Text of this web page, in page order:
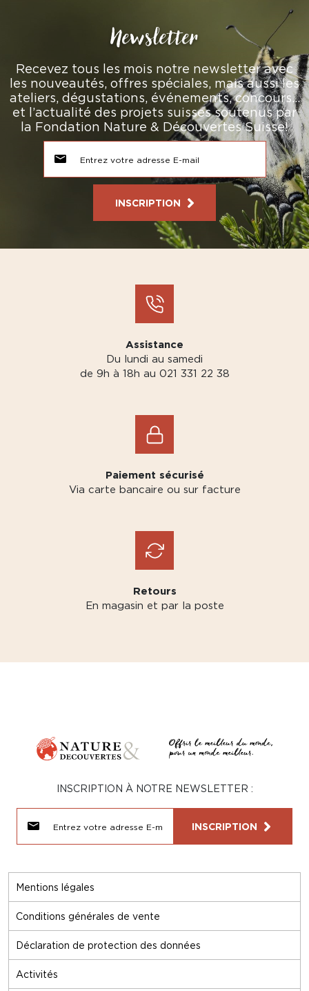
Newsletter
Recevez tous les mois notre newsletter avec
les nouveautés, offres spéciales, mais aussi les
ateliers, dégustations, événements, concours…
et l’actualité des projets suisses soutenus par
la Fondation Nature & Découvertes Suisse!
INSCRIPTION
Assistance
Du lundi au samedi
de 9h à 18h au 021 331 22 38
Paiement sécurisé
Via carte bancaire ou sur facture
Retours
En magasin et par la poste
Mentions légales
Conditions générales de vente
Déclaration de protection des données
Activités
INSCRIPTION À NOTRE NEWSLETTER :
INSCRIPTION